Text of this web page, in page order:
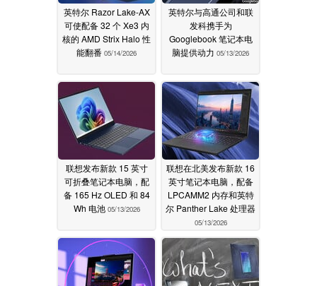
英特尔 Razor Lake-AX
可使配备 32 个 Xe3 内
核的 AMD Strix Halo 性
能翻番 05/14/2026
英特尔与高通公司和联
发科携手为
Googlebook 笔记本电
脑提供动力 05/13/2026
联想发布新款 15 英寸
可折叠笔记本电脑，配
备 165 Hz OLED 和 84
Wh 电池 05/13/2026
联想在北美发布新款 16
英寸笔记本电脑，配备
LPCAMM2 内存和英特
尔 Panther Lake 处理器
05/13/2026